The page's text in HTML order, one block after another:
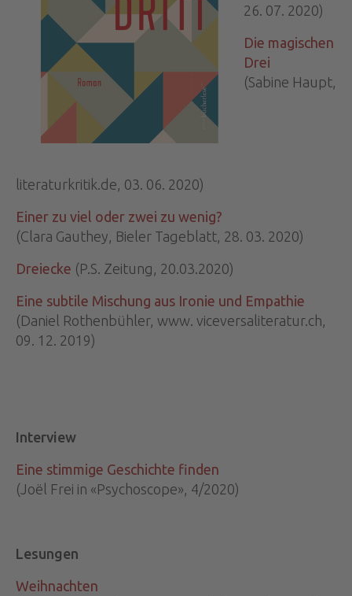
26. 07. 2020)
Die magischen
Drei
(Sabine Haupt,
literaturkritik.de, 03. 06. 2020)
Einer zu viel oder zwei zu wenig?
(Clara Gauthey, Bieler Tageblatt, 28. 03. 2020)
Dreiecke (P.S. Zeitung, 20.03.2020)
Eine subtile Mischung aus Ironie und Empathie
(Daniel Rothenbühler, www. viceversaliteratur.ch,
09. 12. 2019)
Interview
Eine stimmige Geschichte finden
(Joël Frei in «Psychoscope», 4/2020)
Lesungen
Weihnachten